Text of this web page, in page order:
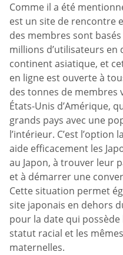
Comme il a été
est un site de rencontre
des membres sont
millions d’utilisateurs en
continent asiatique, et
en ligne est ouverte à
des tonnes de membres
États-Unis d’Amérique,
grands pays avec une
l’intérieur. C’est
aide efficacement les
au Japon, à trouver leur
et à démarrer une
Cette situation permet
site japonais en dehors
pour la date qui
statut racial et les
maternelles.